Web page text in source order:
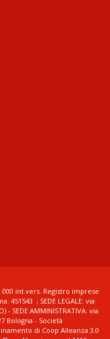
int.vers. Registro imprese
451543 ; SEDE LEGALE: via
- SEDE AMMINISTRATIVA: via
Bologna - Società
di Coop Alleanza 3.0